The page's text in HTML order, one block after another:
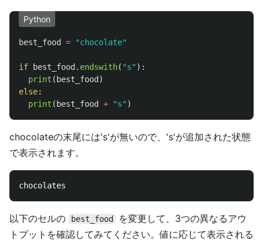
Python
best_food = "chocolate"
if best_food . endswith( "s" ):
print ( best_food )
else:
print ( best_food + "s" )
chocolateの末尾には's'が無いので、's'が追加された状態
で表示されます。
以下のセルの best_food
を変更して、3つの異なるアウ
トプットを確認してみてください。値に応じて表示される